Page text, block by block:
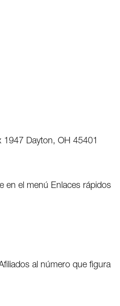
1947 Dayton, OH 45401
en el menú Enlaces rápidos
al número que figura